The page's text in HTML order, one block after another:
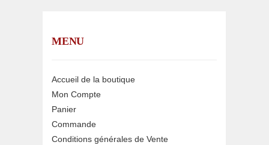
MENU
Accueil de la boutique
Mon Compte
Panier
Commande
Conditions générales de Vente